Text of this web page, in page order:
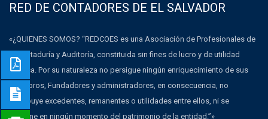
RED DE CONTADORES DE EL SALVADOR
«¿QUIENES SOMOS? “REDCOES es una Asociación de Profesionales de
la Contaduría y Auditoría, constituida sin fines de lucro y de utilidad
pública. Por su naturaleza no persigue ningún enriquecimiento de sus
Miembros, Fundadores y administradores, en consecuencia, no
distribuye excedentes, remanentes o utilidades entre ellos, ni se
dispone en ningún momento del patrimonio de la entidad.”»